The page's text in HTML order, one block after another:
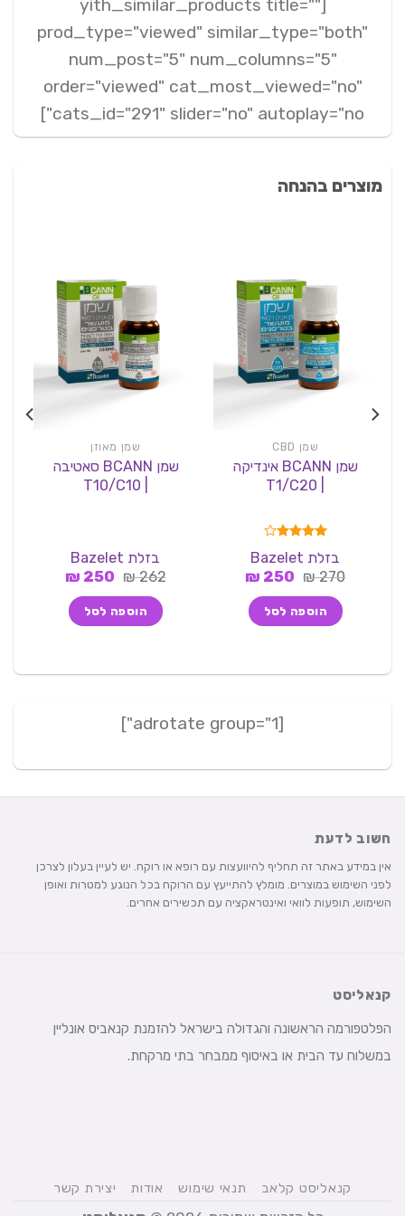
[yith_similar_products title=""
prod_type="viewed" similar_type="both"
num_post="5" num_columns="5"
order="viewed" cat_most_viewed="no"
cats_id="291" slider="no" autoplay="no"]
מוצרים בהנחה
שמן CBD
שמן BCANN אינדיקה
דורג
4.00
מתוך 5
בזלת Bazelet
270
₪ המחיר
היה:
270 ₪.
250
₪המחיר
הוא:
250 ₪.
הוספה לסל
שמן מאוזן
שמן BCANN סאטיבה
בזלת Bazelet
262
₪ המחיר
היה:
262 ₪.
250
₪המחיר
הוא:
250 ₪.
הוספה לסל
חשוב לדעת
אין במידע באתר זה תחליף להיוועצות עם רופא או רוקח. יש לעיין בעלון לצרכן
לפני השימוש במוצרים. מומלץ להתייעץ עם הרוקח בכל הנוגע למטרות ואופן
השימוש, תופעות לוואי ואינטראקציה עם תכשירים אחרים.
קנאליסט
הפלטפורמה הראשונה והגדולה בישראל להזמנת קנאביס אונליין
במשלוח עד הבית או באיסוף ממבחר בתי מרקחת.
קנאליסט קלאב תנאי שימוש אודות יצירת קשר